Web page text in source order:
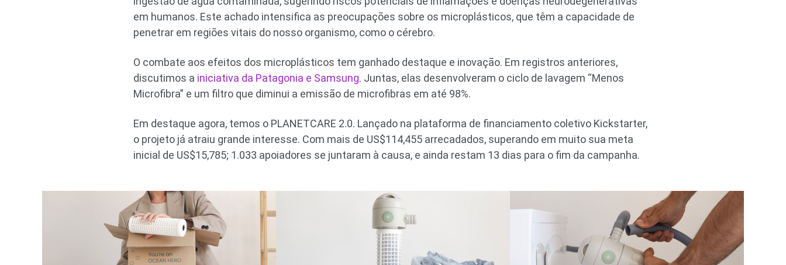
em humanos. Este achado intensifica as preocupações sobre os microplásticos, que têm a capacidade de
penetrar em regiões vitais do nosso organismo, como o cérebro.
O combate aos efeitos dos microplásticos tem ganhado destaque e inovação. Em registros anteriores,
discutimos a iniciativa da Patagonia e Samsung. Juntas, elas desenvolveram o ciclo de lavagem “Menos
Microfibra” e um filtro que diminui a emissão de microfibras em até 98%.
Em destaque agora, temos o PLANETCARE 2.0. Lançado na plataforma de financiamento coletivo Kickstarter,
o projeto já atraiu grande interesse. Com mais de US$114,455 arrecadados, superando em muito sua meta
inicial de US$15,785; 1.033 apoiadores se juntaram à causa, e ainda restam 13 dias para o fim da campanha.